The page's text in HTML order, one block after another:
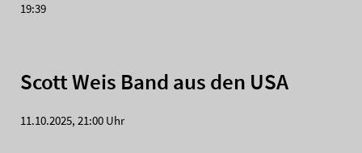
19:39
Scott Weis Band aus den USA
11.10.2025, 21:00 Uhr